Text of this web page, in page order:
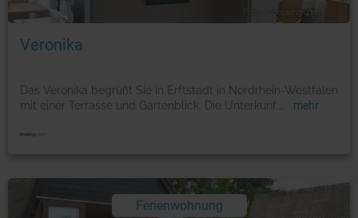
Foto: © booking.com
Veronika
Das Veronika begrüßt Sie in Erftstadt in Nordrhein-Westfalen
mit einer Terrasse und Gartenblick. Die Unterkunf
mehr
Ferienwohnung